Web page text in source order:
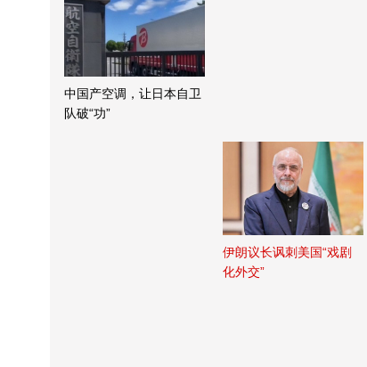
中国产空调，让日本自卫
队破“功”
伊朗议长讽刺美国“戏剧
化外交”